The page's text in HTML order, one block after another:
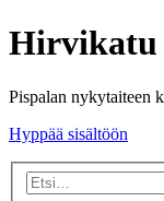
Hirvikatu
Pispalan nykytaiteen
Hyppää sisältöön